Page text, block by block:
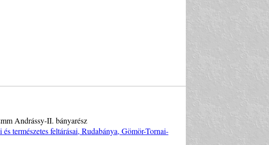
Andrássy-II. bányarész
természetes feltárásai, Rudabánya, Gömör-Tornai-